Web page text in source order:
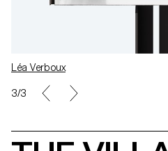
Léa Verboux
1/3